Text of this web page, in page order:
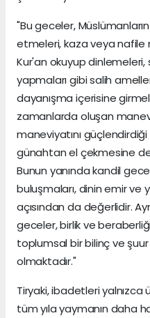
"Bu geceler,
etmeleri, kaza veya nafile
Kur'an okuyup
yapmaları gibi salih
dayanışma içerisine
zamanlarda oluşan
maneviyatını
günahtan el çekmesine
Bunun yanında kandil
buluşmaları, dinin emir ve
açısından da değerlidir.
geceler, birlik ve
toplumsal bir bilinç ve
olmaktadır."
Tiryaki, ibadetleri yalnızca
tüm yıla yaymanın daha